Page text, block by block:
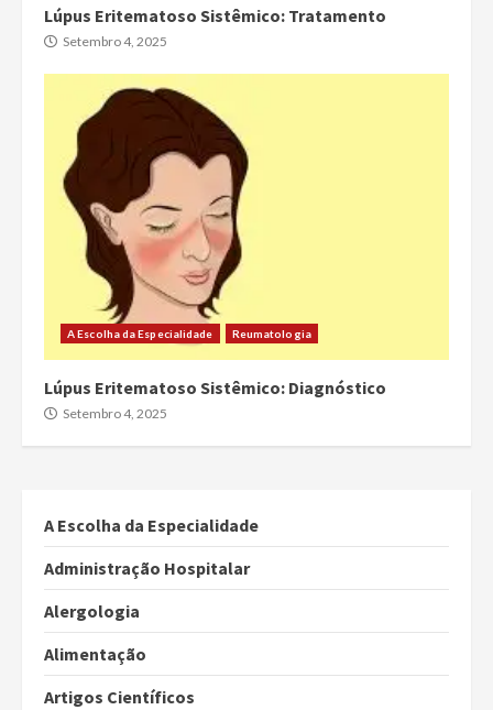
Lúpus Eritematoso Sistêmico: Tratamento
Setembro 4, 2025
A Escolha da Especialidade Reumatologia
Lúpus Eritematoso Sistêmico: Diagnóstico
Setembro 4, 2025
A Escolha da Especialidade
Administração Hospitalar
Alergologia
Alimentação
Artigos Científicos